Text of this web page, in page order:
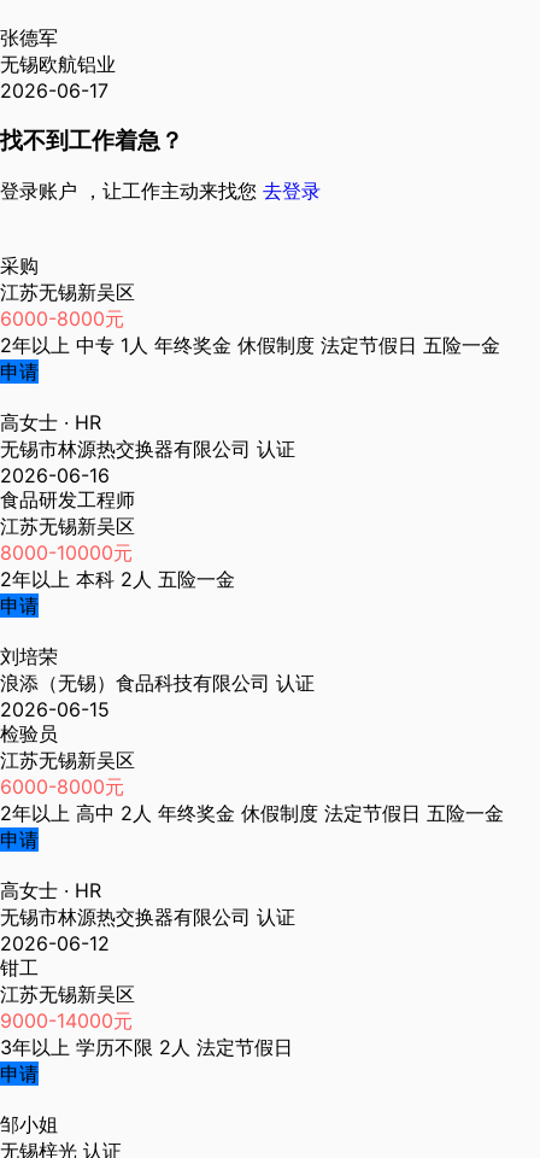
张德军
无锡欧航铝业
2026-06-17
找不到工作着急？
登录账户 ，让工作主动来找您 去登录
采购
江苏无锡新吴区
6000-8000元
2年以上 中专 1人 年终奖金 休假制度 法定节假日 五险一金
申请
高女士 · HR
无锡市林源热交换器有限公司 认证
2026-06-16
食品研发工程师
江苏无锡新吴区
8000-10000元
2年以上 本科 2人 五险一金
申请
刘培荣
浪添（无锡）食品科技有限公司 认证
2026-06-15
检验员
江苏无锡新吴区
6000-8000元
2年以上 高中 2人 年终奖金 休假制度 法定节假日 五险一金
申请
高女士 · HR
无锡市林源热交换器有限公司 认证
2026-06-12
钳工
江苏无锡新吴区
9000-14000元
3年以上 学历不限 2人 法定节假日
申请
邹小姐
无锡梓光 认证